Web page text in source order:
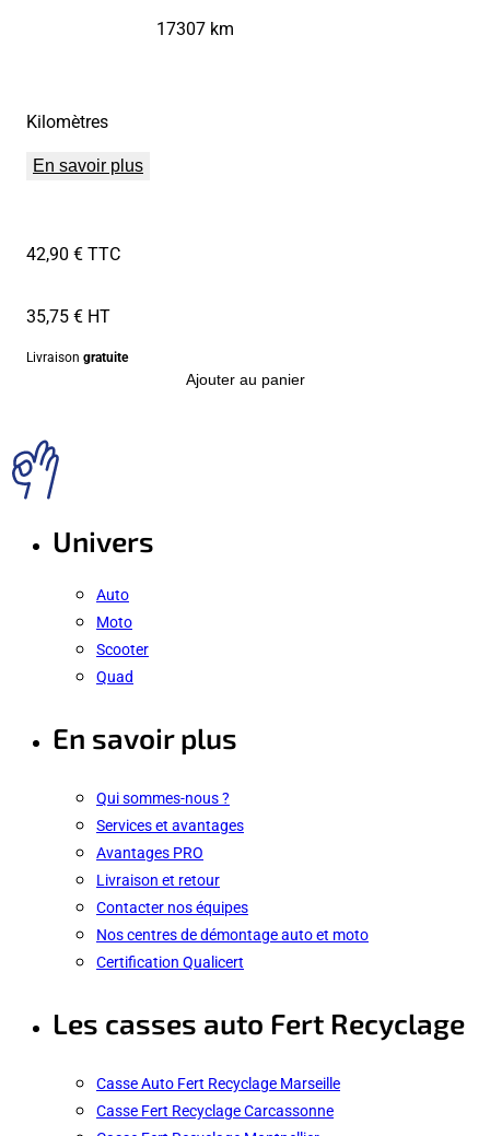
Kilomètres
17307 km
En savoir plus
42,90 € TTC
35,75 € HT
Livraison gratuite
Ajouter au panier
Univers
Auto
Moto
Scooter
Quad
En savoir plus
Qui sommes-nous ?
Services et avantages
Avantages PRO
Livraison et retour
Contacter nos équipes
Nos centres de démontage auto et moto
Certification Qualicert
Les casses auto Fert Recyclage
Casse Auto Fert Recyclage Marseille
Casse Fert Recyclage Carcassonne